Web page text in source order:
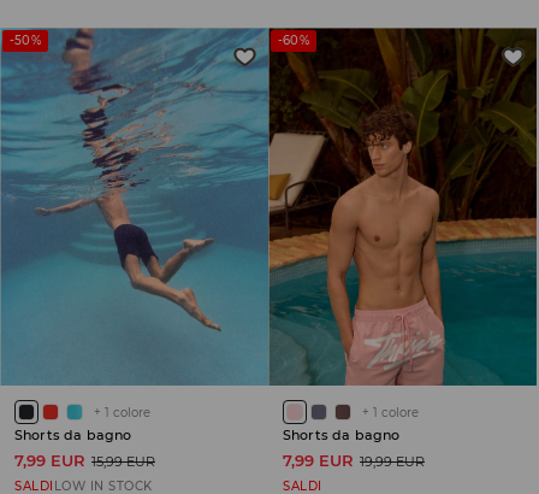
-50%
+ 1 colore
Shorts da bagno
7,99 EUR 15,99 EUR
SALDI LOW IN STOCK
-60%
+ 1 colore
Shorts da bagno
7,99 EUR 19,99 EUR
SALDI